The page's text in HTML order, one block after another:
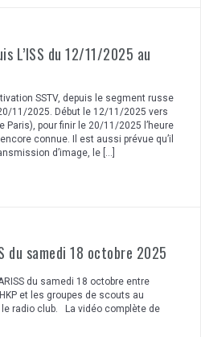
L’ISS du 12/11/2025 au
SSTV, depuis le segment russe
11/2025. Début le 12/11/2025 vers
Paris), pour finir le 20/11/2025 l’heure
connue. Il est aussi prévue qu’il
d’image, le […]
du samedi 18 octobre 2025
du samedi 18 octobre entre
et les groupes de scouts au
le radio club. La vidéo complète de